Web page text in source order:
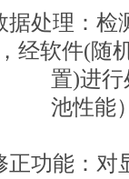
据处理： 检
经软件(随
置)进
池性能
正功能：